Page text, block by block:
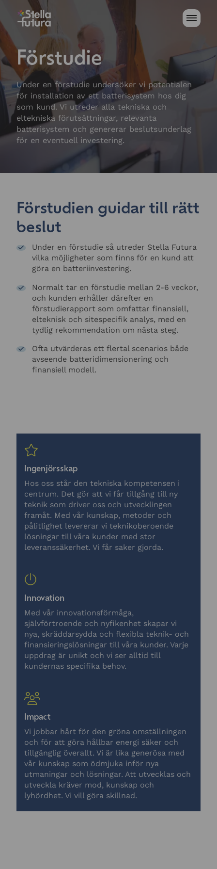
Förstudie
Under en förstudie undersöker vi potentialen
för installation av ett batterisystem hos dig
som kund. Vi utreder alla tekniska och
eltekniska förutsättningar, relevanta
batterisystem och genererar beslutsunderlag
för en eventuell investering.
Förstudien guidar till rätt
beslut
Under en förstudie så utreder Stella Futura
vilka möjligheter som finns för en kund att
göra en batteriinvestering.
Normalt tar en förstudie mellan 2-6 veckor,
och kunden erhåller därefter en
förstudierapport som omfattar finansiell,
elteknisk och sitespecifik analys, med en
tydlig rekommendation om nästa steg.
Ofta utvärderas ett flertal scenarios både
avseende batteridimensionering och
finansiell modell.
Ingenjörsskap
Hos oss står den tekniska kompetensen i
centrum. Det gör att vi får tillgång till ny
teknik som driver oss och utvecklingen
framåt. Med vår kunskap, metoder och
pålitlighet levererar vi teknikoberoende
lösningar till våra kunder med stor
leveranssäkerhet. Vi får saker gjorda.
Innovation
Med vår innovationsförmåga,
självförtroende och nyfikenhet skapar vi
nya, skräddarsydda och flexibla teknik- och
finansieringslösningar till våra kunder. Varje
uppdrag är unikt och vi ser alltid till
kundernas specifika behov.
Impact
Vi jobbar hårt för den gröna omställningen
och för att göra hållbar energi säker och
tillgänglig överallt. Vi är lika generösa med
vår kunskap som ödmjuka inför nya
utmaningar och lösningar. Att utvecklas och
utveckla kräver mod, kunskap och
lyhördhet. Vi vill göra skillnad.